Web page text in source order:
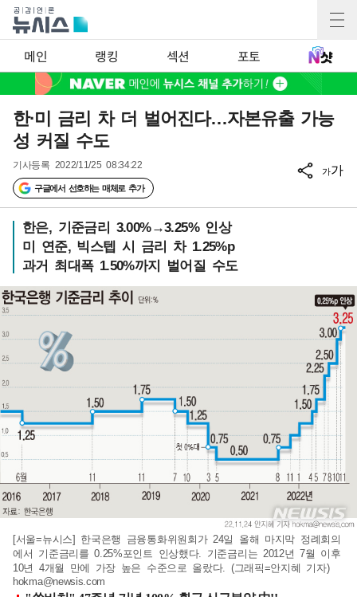
메인 랭킹 섹션 포토
한·미 금리 차 더 벌어진다…자본유출 가능
성 커질 수도
기사등록 2022/11/25 08:34:22
구글에서 선호하는 매체로 추가
가가
한은, 기준금리 3.00%→3.25% 인상
미 연준, 빅스텝 시 금리 차 1.25%p
과거 최대폭 1.50%까지 벌어질 수도
[서울=뉴시스] 한국은행 금융통화위원회가 24일 올해 마지막 정례회의
에서 기준금리를 0.25%포인트 인상했다. 기준금리는 2012년 7월 이후
10년 4개월 만에 가장 높은 수준으로 올랐다. (그래픽=안지혜 기자)
hokma@newsis.com